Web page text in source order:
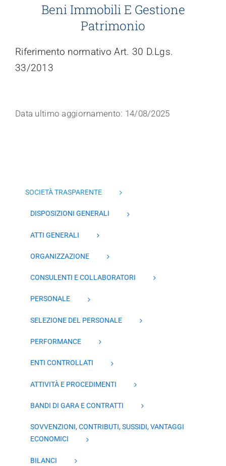
Beni Immobili E Gestione
Patrimonio
Riferimento normativo Art. 30 D.Lgs.
33/2013
Data ultimo aggiornamento: 14/08/2025
SOCIETÀ TRASPARENTE
DISPOSIZIONI GENERALI
ATTI GENERALI
ORGANIZZAZIONE
CONSULENTI E COLLABORATORI
PERSONALE
SELEZIONE DEL PERSONALE
PERFORMANCE
ENTI CONTROLLATI
ATTIVITÀ E PROCEDIMENTI
BANDI DI GARA E CONTRATTI
SOVVENZIONI, CONTRIBUTI, SUSSIDI, VANTAGGI
ECONOMICI
BILANCI